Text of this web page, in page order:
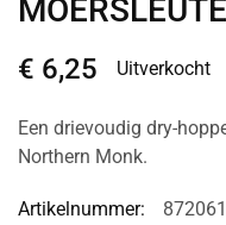
€ 6,25 Uitverkocht
Een drievoudig dry-
Northern Monk.
Artikelnummer: